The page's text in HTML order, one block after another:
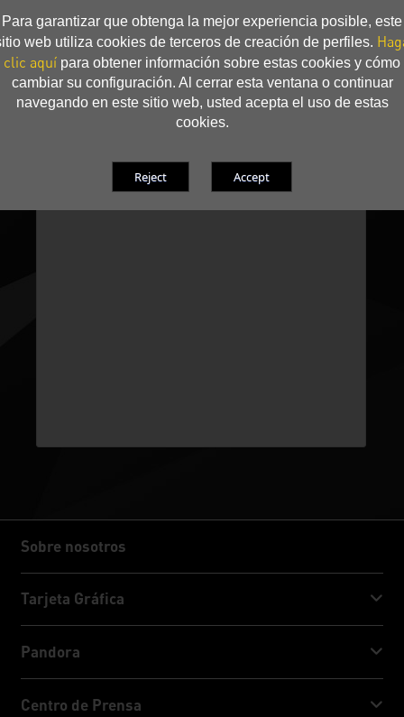
Para garantizar que obtenga la mejor experiencia posible, este
web utiliza cookies de terceros de creación de perfiles.
clic aquí para obtener información sobre estas cookies y cómo
cambiar su configuración. Al cerrar esta ventana o continuar
navegando en este sitio web, usted acepta el uso de estas
cookies.
Sobre nosotros
Sobre nosotros
Tarjeta Gráfica
GeForce RTX™ 40 Series
GeForce RTX™ 30 Series
Pandora
Centro de Prensa